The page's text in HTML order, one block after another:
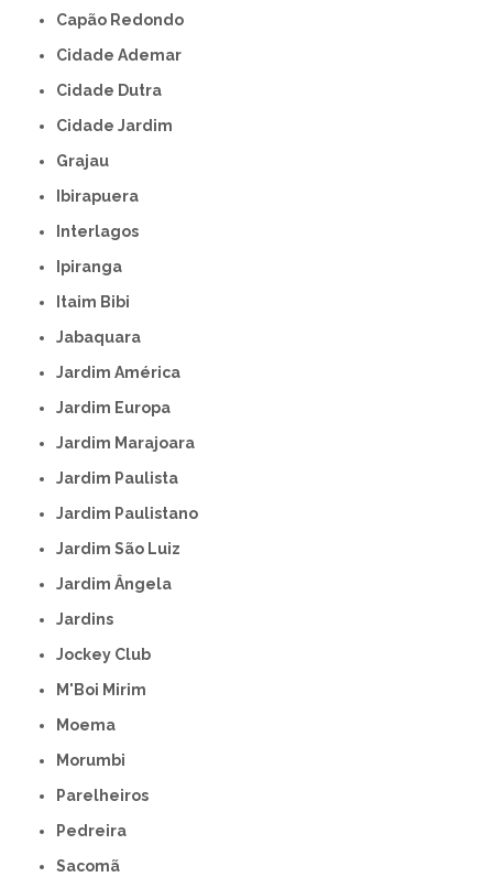
Capão Redondo
Cidade Ademar
Cidade Dutra
Cidade Jardim
Grajau
Ibirapuera
Interlagos
Ipiranga
Itaim Bibi
Jabaquara
Jardim América
Jardim Europa
Jardim Marajoara
Jardim Paulista
Jardim Paulistano
Jardim São Luiz
Jardim Ângela
Jardins
Jockey Club
M'Boi Mirim
Moema
Morumbi
Parelheiros
Pedreira
Sacomã